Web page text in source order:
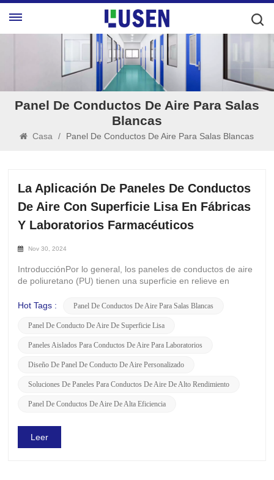
Panel De Conductos De Aire Para Salas
Blancas
Casa / Panel De Conductos De Aire Para Salas Blancas
La Aplicación De Paneles De Conductos
De Aire Con Superficie Lisa En Fábricas
Y Laboratorios Farmacéuticos
Nov 30, 2024
IntroducciónPor lo general, los paneles de conductos de aire
de poliuretano (PU) tienen una superficie en relieve en
farmacéutica, la calidad del entorno de producción es de
superficie lisa juega...
Hot Tags : Panel De Conductos De Aire Para Salas Blancas
Panel De Conducto De Aire De Superficie Lisa
Paneles Aislados Para Conductos De Aire Para Laboratorios
Diseño De Panel De Conducto De Aire Personalizado
Soluciones De Paneles Para Conductos De Aire De Alto Rendimiento
Panel De Conductos De Aire De Alta Eficiencia
Leer